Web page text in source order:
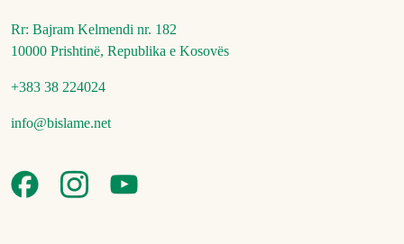
Rr: Bajram Kelmendi nr. 182
10000 Prishtinë, Republika e Kosovës
+383 38 224024
info@bislame.net